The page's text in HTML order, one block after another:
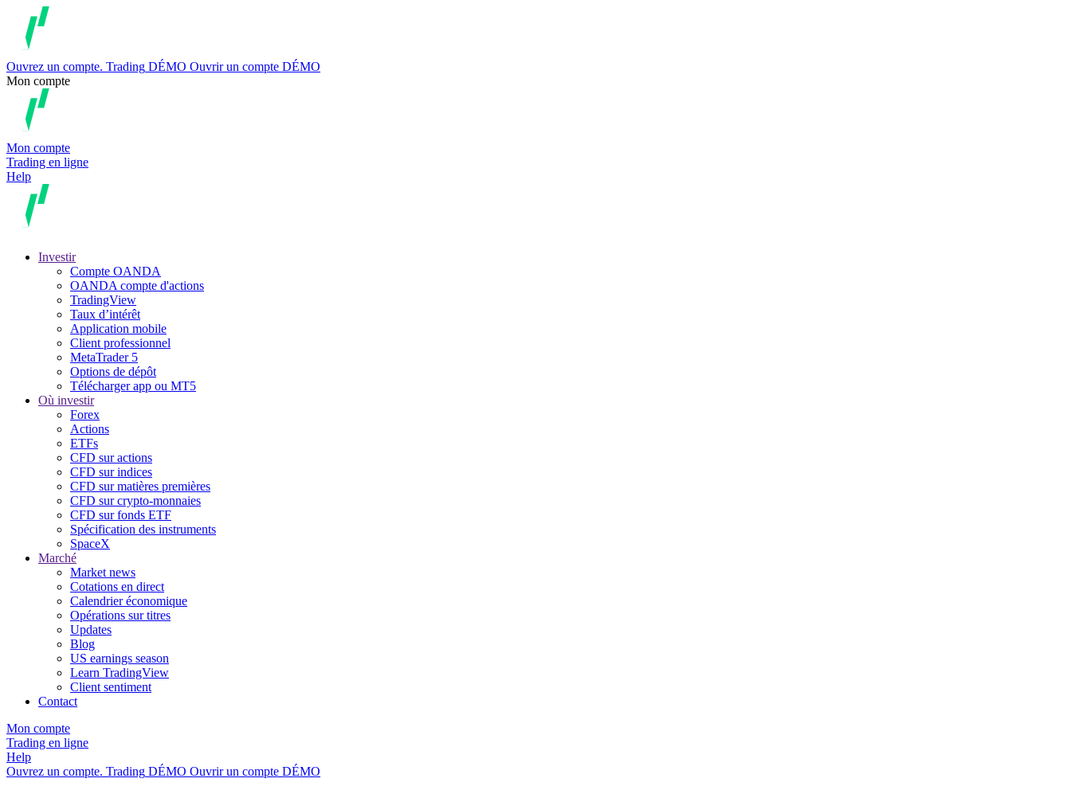
Ouvrez un compte. Trading DÉMO Ouvrir un compte DÉMO
Mon compte
Mon compte
Trading en ligne
Help
Investir
Compte OANDA
OANDA compte d'actions
TradingView
Taux d’intérêt
Application mobile
Client professionnel
MetaTrader 5
Options de dépôt
Télécharger app ou MT5
Où investir
Forex
Actions
ETFs
CFD sur actions
CFD sur indices
CFD sur matières premières
CFD sur crypto-monnaies
CFD sur fonds ETF
Spécification des instruments
SpaceX
Marché
Market news
Cotations en direct
Calendrier économique
Opérations sur titres
Updates
Blog
US earnings season
Learn TradingView
Client sentiment
Contact
Mon compte
Trading en ligne
Help
Ouvrez un compte. Trading DÉMO Ouvrir un compte DÉMO